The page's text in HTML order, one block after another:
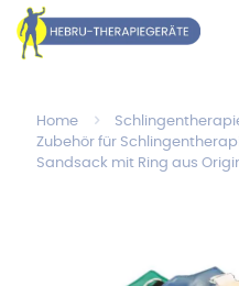
Home
Zubehör für
Sandsack mit Ring aus